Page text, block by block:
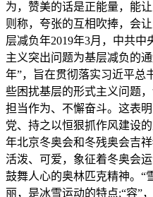
为，赞美的话是正能量，能
则称，夸张的互相吹捧，会
层减负年2019年3月，中共
主义突出问题为基层减负的
年”，旨在贯彻落实习近平总
些困扰基层的形式主义问题
担当作为、不懈奋斗。这表
党、持之以恒狠抓作风建设
年北京冬奥会和冬残奥会吉
活泼、可爱，象征着冬奥会
鼓舞人心的奥林匹克精神。“
丽，是冰雪运动的特点;“容”